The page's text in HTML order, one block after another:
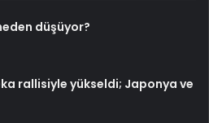
düşüyor?
rallisiyle yükseldi; Japonya ve